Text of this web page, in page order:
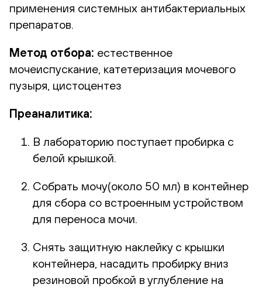
применения системных антибактериальных
препаратов.
Метод отбора: естественное
мочеиспускание, катетеризация мочевого
пузыря, цистоцентез
Преаналитика:
В лабораторию поступает пробирка с
белой крышкой.
Собрать мочу(около 50 мл) в контейнер
для сбора со встроенным устройством
для переноса мочи.
Снять защитную наклейку с крышки
контейнера, насадить пробирку вниз
резиновой пробкой в углубление на